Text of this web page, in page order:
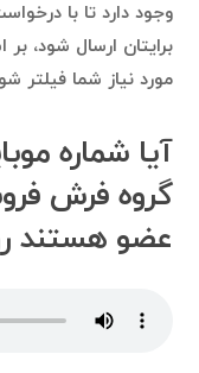
وجود دارد تا با
برایتان ارسال شود،
مورد نیاز شما فیلتر
آیا شماره
گروه فرش
عضو هستند